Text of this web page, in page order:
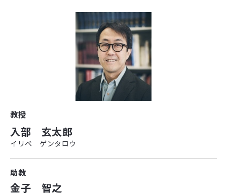
教授
入部 玄太郎
イリベ ゲンタロウ
助教
金子 智之